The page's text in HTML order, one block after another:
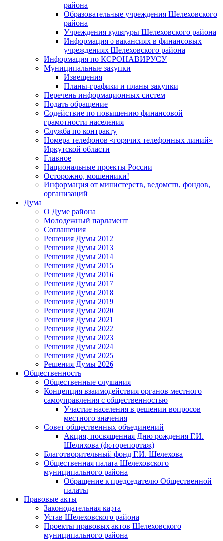
района
Образовательные учреждения Шелеховского
района
Учреждения культуры Шелеховского района
Информация о вакансиях в финансовых
учреждениях Шелеховского района
Информация по КОРОНАВИРУСУ
Муниципальные закупки
Извещения
Планы-графики и планы закупки
Перечень информационных систем
Подать обращение
Содействие по повышению финансовой
грамотности населения
Служба по контракту
Номера телефонов «горячих телефонных линий»
Иркутской области
Главное
Национальные проекты России
Осторожно, мошенники!
Информация от министерств, ведомств, фондов,
организаций
Дума
О Думе района
Молодежный парламент
Соглашения
Решения Думы 2012
Решения Думы 2013
Решения Думы 2014
Решения Думы 2015
Решения Думы 2016
Решения Думы 2017
Решения Думы 2018
Решения Думы 2019
Решения Думы 2020
Решения Думы 2021
Решения Думы 2022
Решения Думы 2023
Решения Думы 2024
Решения Думы 2025
Решения Думы 2026
Общественность
Общественные слушания
Концепция взаимодействия органов местного
самоуправления с общественностью
Участие населения в решении вопросов
местного значения
Совет общественных объединений
Акция, посвященная Дню рождения Г.И.
Шелихова (фоторепортаж)
Благотворительный фонд Г.И. Шелехова
Общественная палата Шелеховского
муниципального района
Обращение к председателю Общественной
палаты
Правовые акты
Законодательная карта
Устав Шелеховского района
Проекты правовых актов Шелеховского
муниципального района